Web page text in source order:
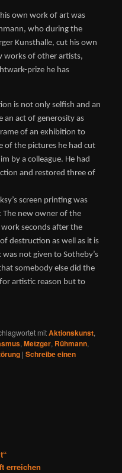
own work of art was
who during the
Kunsthalle, cut his own
works of other artists,
prize he has
is not only selfish and an
an act of generosity as
of an exhibition to
of the pictures he had cut
by a colleague. He had
and restored three of
screen printing was
The new owner of the
seconds after the
destruction as well as it is
not given to Sotheby’s
somebody else did the
artistic reason but to
mitAktionskunst,
,Metzger, Rühmann,
|Schreibe einen
erreichen